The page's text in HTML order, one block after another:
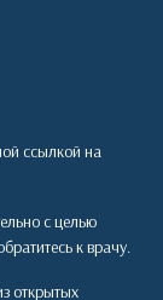
ссылкой на
с целью
к врачу.
открытых